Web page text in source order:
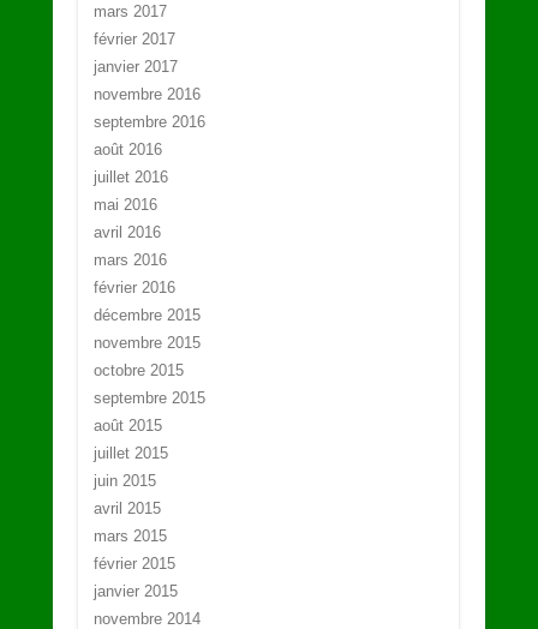
mars 2017
février 2017
janvier 2017
novembre 2016
septembre 2016
août 2016
juillet 2016
mai 2016
avril 2016
mars 2016
février 2016
décembre 2015
novembre 2015
octobre 2015
septembre 2015
août 2015
juillet 2015
juin 2015
avril 2015
mars 2015
février 2015
janvier 2015
novembre 2014